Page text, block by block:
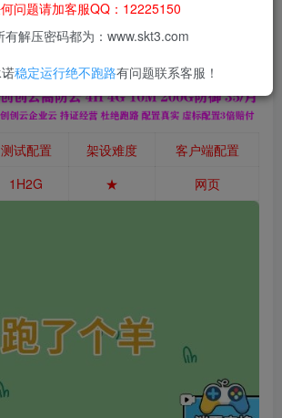
自行承担。
测试配置 架设难度
客户端配置
1H2G ★ 网页
问题请加客服QQ：12225150
有解压密码都为：www.skt3.com
稳定运行绝不跑路有问题联系客服！